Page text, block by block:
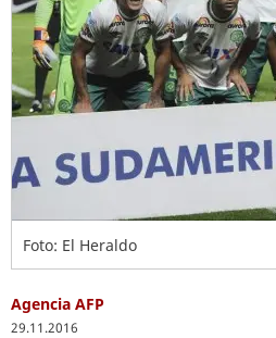
Foto: El Heraldo
Agencia AFP
29.11.2016